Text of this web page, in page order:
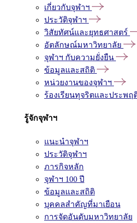
เกี่ยวกับจุฬาฯ
ประวัติจุฬาฯ
วิสัยทัศน์และยุทธศาสตร์
อัตลักษณ์มหาวิทยาลัย
จุฬาฯ กับความยั่งยืน
ข้อมูลและสถิติ
หน่วยงานของจุฬาฯ
ร้องเรียนทุจริตและประพ
รู้จักจุฬาฯ
แนะนำจุฬาฯ
ประวัติจุฬาฯ
ภารกิจหลัก
จุฬาฯ 100 ปี
ข้อมูลและสถิติ
บุคคลสำคัญที่มาเยือน
การจัดอันดับมหาวิทยาลัย